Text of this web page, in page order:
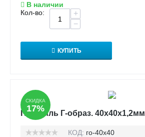
В наличии
Кол-во:
+
−
КУПИТЬ
СКИДКА
17%
Профиль Г-образ. 40х40х1,2мм
КОД: го-40х40